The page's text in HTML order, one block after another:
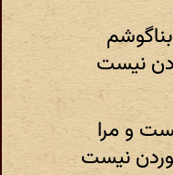
نیست
و مرا
نیست